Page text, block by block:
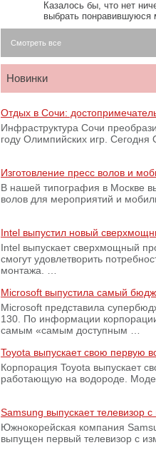
Казалось бы, что нет
выбрать
Смотреть все
Новинки
Отдых в Сочи:
Инфраструктура Сочи
году Олимпийских игр.
Изготовление пресс волов и
В нашей типография в Москве
волов для мероприятий и
Intel выпустил новый
Intel выпускает сверхмощный
смогут удовлетворить
монтажа. …
Microsoft выпустила самый
Microsoft представила
130. По информации
самым «самым доступным …
Toyota выпускает свою первую
Корпорация Toyota выпускает
работающую на водороде.
Samsung выпускает телевизор
Южнокорейская компания
выпущен первый телевизор с